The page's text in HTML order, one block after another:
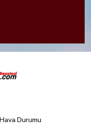
Hava Durumu